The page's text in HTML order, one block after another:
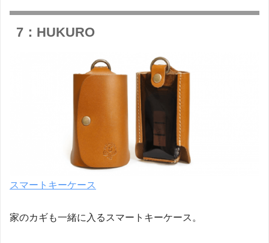
7：HUKURO
スマートキーケース
家のカギも一緒に入るスマートキーケース。